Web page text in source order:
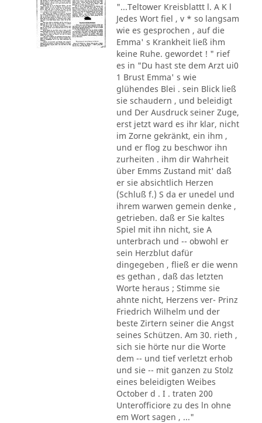
"...Teltower Kreisblattt l. A K l
Jedes Wort fiel , v * so langsam
wie es gesprochen , auf die
Emma' s Krankheit ließ ihm
keine Ruhe. gewordet ! " rief
es in "Du hast ste dem Arzt ui0
1 Brust Emma' s wie
glühendes Blei . sein Blick ließ
sie schaudern , und beleidigt
und Der Ausdruck seiner Zuge,
erst jetzt ward es ihr klar, nicht
im Zorne gekränkt, ein ihm ,
und er flog zu beschwor ihn
zurheiten . ihm dir Wahrheit
über Emms Zustand mit' daß
er sie absichtlich Herzen
(Schluß f.) S da er unedel und
ihrem warwen gemein denke ,
getrieben. daß er Sie kaltes
Spiel mit ihn nicht, sie A
unterbrach und -- obwohl er
sein Herzblut dafür
dingegeben , fließ er die wenn
es gethan , daß das letzten
Worte heraus ; Stimme sie
ahnte nicht, Herzens ver- Prinz
Friedrich Wilhelm und der
beste Zirtern seiner die Angst
seines Schützen. Am 30. rieth ,
sich sie hörte nur die Worte
dem -- und tief verletzt erhob
und sie -- mit ganzen zu Stolz
eines beleidigten Weibes
October d . I . traten 200
Unterofficiore zu des ln ohne
em Wort sagen , ..."